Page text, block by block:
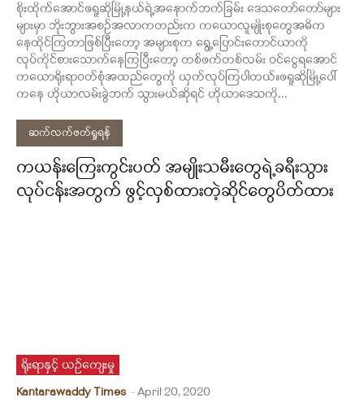
စိုးထိုက်အောင်ဖရူဆိုမြို့နယ်ရဲ့အနောက်ဘက်ခြမ်း ဒေသတော်တော်များ
များမှာ ဘိုးဘွားအစဉ်အလာကတည်းက ကယောလူမျိုးစုတွေအဓိက
နေထိုင်ကြတာဖြစ်ပြီးတော့ အများစုက ရွေ့ပြောင်းတောင်ယာကို
လုပ်ကိုင်စားသောက်နေကြပြီးတော့ တစ်ဖက်တစ်လမ်း ဝင်ငွေရအောင်
ကယောရိုးရာဝတ်စုံအထည်တွေကို ယှက်လုပ်ကြပါတယ်။ဖရူဆိုမြို့ပေါ်
ကနေ ဟိုယာလမ်းခွဲဘက် သွားမယ်ဆိုရင် ဟိုယာဒေသကို...
ဆက်လက်ဖတ်ရှုရန်
ကယန်းကြေးကွင်းပတ် အမျိုးသမီးတွေရဲ့ခရီးသွား
လုပ်ငန်းအတွက် ဖွင့်လှစ်ထားတဲ့ဆိုင်တွေပိတ်ထား
ရိုးရာနှင့် ယဉ်ကျေးမှု
Kantarawaddy Times -April 20, 2020